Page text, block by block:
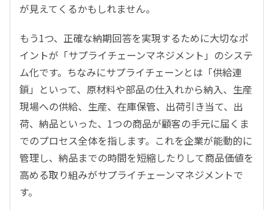
が見えてくるかもしれません。
もう1つ、正確な納期回答を実現するために大切なポ
イントが「サプライチェーンマネジメント」のシステ
ム化です。ちなみにサプライチェーンとは「供給連
鎖」といって、原材料や部品の仕入れから納入、生産
現場への供給、生産、在庫保管、出荷引き当て、出
荷、納品といった、1つの商品が顧客の手元に届くま
でのプロセス全体を指します。これを企業が能動的に
管理し、納品までの時間を短縮したりして商品価値を
高める取り組みがサプライチェーンマネジメントで
す。